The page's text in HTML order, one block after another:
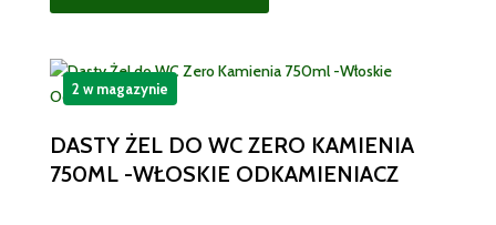
DASTY ŻEL DO WC ZERO KAMIENIA
750ML -WŁOSKIE ODKAMIENIACZ
2 w magazynie